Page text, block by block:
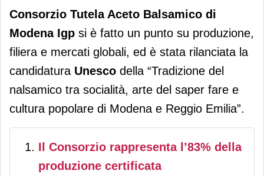
milioni di litri e record di export
globale
Consorzio Tutela Aceto Balsamico di
Modena Igp si è fatto un punto su produzione,
filiera e mercati globali, ed è stata rilanciata la
candidatura Unesco della “Tradizione del
nalsamico tra socialità, arte del saper fare e
cultura popolare di Modena e Reggio Emilia”.
Il Consorzio rappresenta l’83% della
produzione certificata